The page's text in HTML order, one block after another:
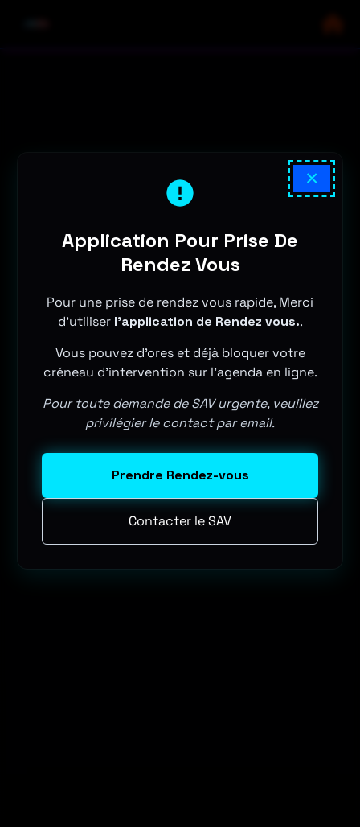
×
Application Pour Prise De
Rendez Vous
Pour une prise de rendez vous rapide, Merci
d'utiliser l'application de Rendez vous..
Vous pouvez d'ores et déjà bloquer votre
créneau d'intervention sur l'agenda en ligne.
Pour toute demande de SAV urgente, veuillez
privilégier le contact par email.
Prendre Rendez-vous
Contacter le SAV